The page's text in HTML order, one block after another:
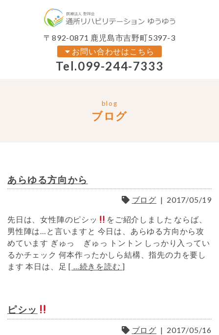
〒892-0871 鹿児島市吉野町5397-3
お問い合わせはこちら
Tel.099-244-7333
blog
ブログ
あらゆる方向から
ブログ | 2017/05/19
先日は、女性陣のピシッ
をご紹介しました ならば、
男性陣は…と言いますと 今日は、あらゆる方向から攻
めています ぎゅっ ぎゅっ トントン しっかり入ってい
るかチェック 何本作ったかしら結構、指先の力を要し
ます 本日は、足[ …続きを読む ]
ピシッ
ブログ | 2017/05/16